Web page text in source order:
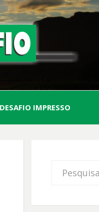
IMPRESSO
Procurar